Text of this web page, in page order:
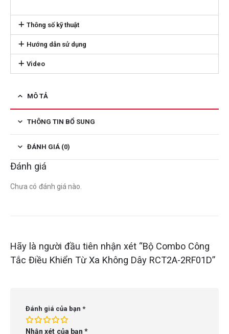
Thông số kỹ thuật
Hướng dẫn sử dụng
Video
MÔ TẢ
THÔNG TIN BỔ SUNG
ĐÁNH GIÁ (0)
Đánh giá
Chưa có đánh giá nào.
Hãy là người đầu tiên nhận xét “Bộ Combo Công
Tắc Điều Khiển Từ Xa Không Dây RCT2A-2RF01D”
Đánh giá của bạn *
Nhận xét của bạn*